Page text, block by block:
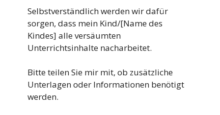
Selbstverständlich werden wir dafür
sorgen, dass mein Kind/[Name des
Kindes] alle versäumten
Unterrichtsinhalte nacharbeitet.
Bitte teilen Sie mir mit, ob zusätzliche
Unterlagen oder Informationen benötigt
werden.